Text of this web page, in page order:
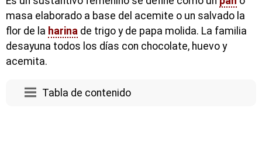
masa elaborado a base del acemite o un salvado la
flor de la harina de trigo y de papa molida. La familia
desayuna todos los días con chocolate, huevo y
acemita.
Tabla de contenido